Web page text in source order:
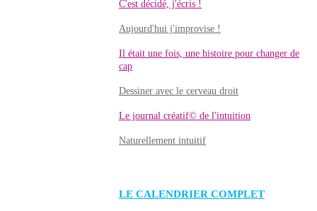
C'est décidé, j'écris !
Aujourd'hui j'improvise !
Il était une fois, une histoire pour changer de
cap
Dessiner avec le cerveau droit
Le journal créatif© de l'intuition
Naturellement intuitif
LE CALENDRIER COMPLET